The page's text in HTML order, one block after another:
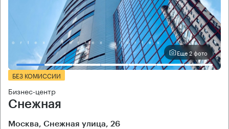
Еще 2 фото
БЕЗ КОМИССИИ
Бизнес-центр
Снежная
Москва, Снежная улица, 26